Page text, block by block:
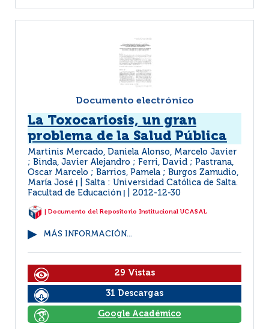
Documento electrónico
La Toxocariosis, un gran
problema de la Salud Pública
Martinis Mercado, Daniela Alonso, Marcelo Javier
; Binda, Javier Alejandro ; Ferri, David ; Pastrana,
Oscar Marcelo ; Barrios, Pamela ; Burgos Zamudio,
María José
Salta : Universidad Católica de Salta.
Facultad de Educación
2012-12-30
| Documento del Repositorio Institucional UCASAL
MÁS INFORMACIÓN...
29 Vistas
31 Descargas
Google Académico